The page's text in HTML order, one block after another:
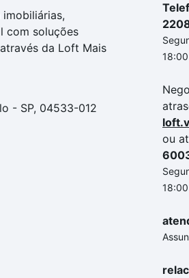
com soluções
da Loft Mais
- SP, 04533-012
18:00
ou
18:00